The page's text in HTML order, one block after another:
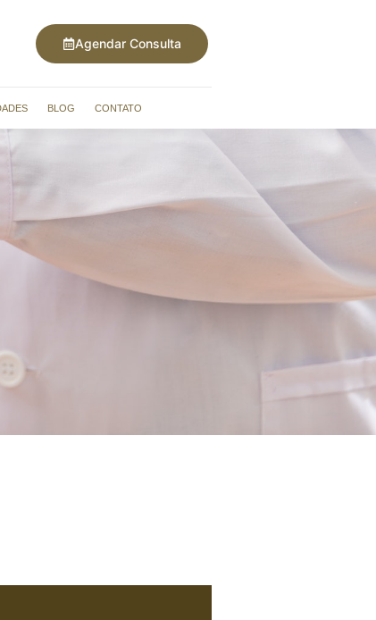
Agendar Consulta
BLOG CONTATO